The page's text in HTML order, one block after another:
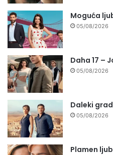
Moguća
05/08/2026
Daha 17 –
05/08/2026
Daleki
05/08/2026
Plamen